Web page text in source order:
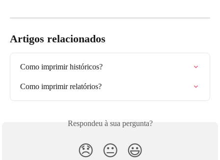
Artigos relacionados
Como imprimir históricos?
Como imprimir relatórios?
Respondeu à sua pergunta?
😞 😐 😃